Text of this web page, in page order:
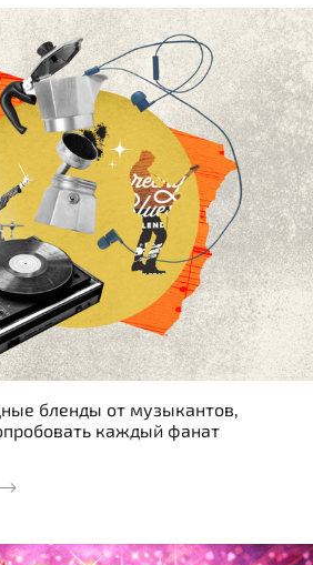
бленды от музыкантов,
каждый фанат